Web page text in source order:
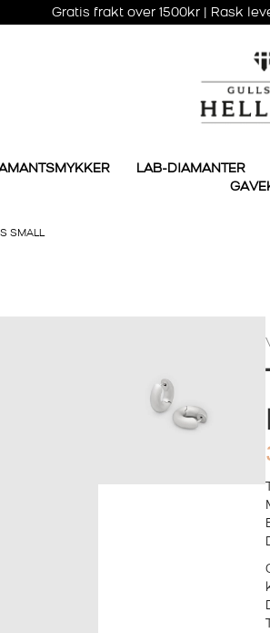
Gratis frakt over 1500kr | Rask
LAB-DIAMANTER
SMALL